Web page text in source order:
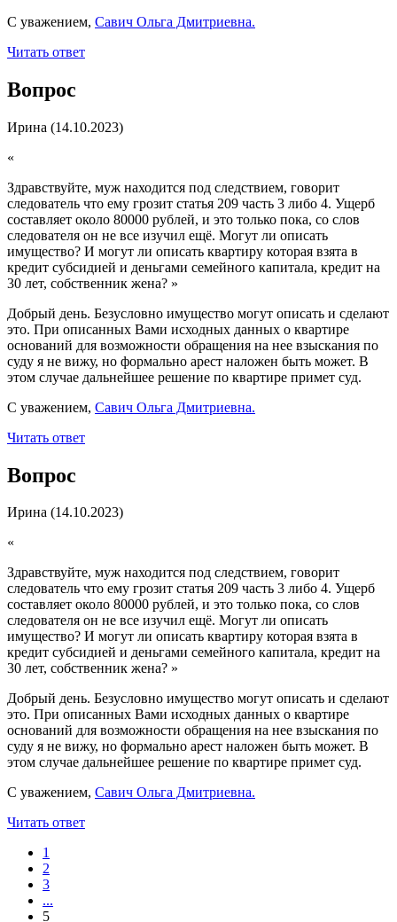
С уважением, Савич Ольга Дмитриевна.
Читать ответ
Вопрос
Ирина (14.10.2023)
«
Здравствуйте, муж находится под следствием, говорит
следователь что ему грозит статья 209 часть 3 либо 4. Ущерб
составляет около 80000 рублей, и это только пока, со слов
следователя он не все изучил ещё. Могут ли описать
имущество? И могут ли описать квартиру которая взята в
кредит субсидией и деньгами семейного капитала, кредит на
30 лет, собственник жена? »
Добрый день. Безусловно имущество могут описать и сделают
это. При описанных Вами исходных данных о квартире
оснований для возможности обращения на нее взыскания по
суду я не вижу, но формально арест наложен быть может. В
этом случае дальнейшее решение по квартире примет суд.
С уважением, Савич Ольга Дмитриевна.
Читать ответ
Вопрос
Ирина (14.10.2023)
«
Здравствуйте, муж находится под следствием, говорит
следователь что ему грозит статья 209 часть 3 либо 4. Ущерб
составляет около 80000 рублей, и это только пока, со слов
следователя он не все изучил ещё. Могут ли описать
имущество? И могут ли описать квартиру которая взята в
кредит субсидией и деньгами семейного капитала, кредит на
30 лет, собственник жена? »
Добрый день. Безусловно имущество могут описать и сделают
это. При описанных Вами исходных данных о квартире
оснований для возможности обращения на нее взыскания по
суду я не вижу, но формально арест наложен быть может. В
этом случае дальнейшее решение по квартире примет суд.
С уважением, Савич Ольга Дмитриевна.
Читать ответ
1
2
3
...
5